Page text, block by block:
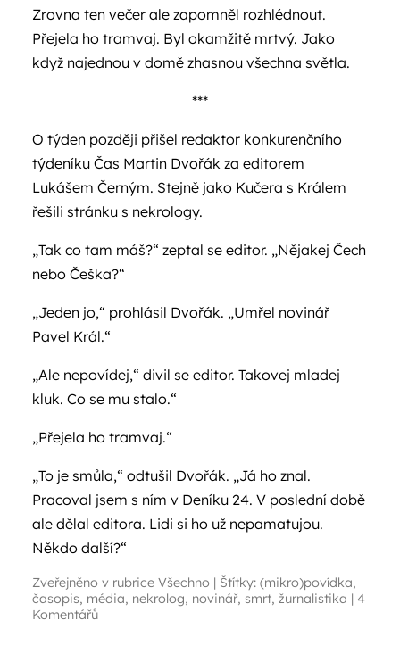
Zrovna ten večer ale zapomněl rozhlédnout.
Přejela ho tramvaj. Byl okamžitě mrtvý. Jako
když najednou v domě zhasnou všechna světla.
***
O týden později přišel redaktor konkurenčního
týdeníku Čas Martin Dvořák za editorem
Lukášem Černým. Stejně jako Kučera s Králem
řešili stránku s nekrology.
„Tak co tam máš?“ zeptal se editor. „Nějakej Čech
nebo Češka?“
„Jeden jo,“ prohlásil Dvořák. „Umřel novinář
Pavel Král.“
„Ale nepovídej,“ divil se editor. Takovej mladej
kluk. Co se mu stalo.“
„Přejela ho tramvaj.“
„To je smůla,“ odtušil Dvořák. „Já ho znal.
Pracoval jsem s ním v Deníku 24. V poslední době
ale dělal editora. Lidi si ho už nepamatujou.
Někdo další?“
Zveřejněno v rubrice Všechno | Štítky: (mikro)povídka,
časopis, média, nekrolog, novinář, smrt, žurnalistika | 4
Komentářů